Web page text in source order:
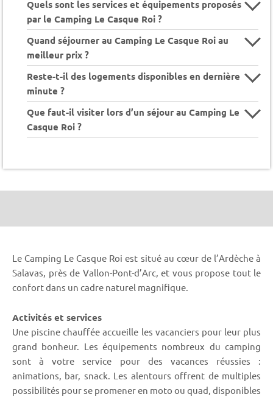
Quels sont les services et équipements proposés
par le Camping Le Casque Roi ?
Quand séjourner au Camping Le Casque Roi au
meilleur prix ?
Reste-t-il des logements disponibles en dernière
minute ?
Que faut-il visiter lors d’un séjour au Camping Le
Casque Roi ?
Le Camping Le Casque Roi est situé au cœur de l’Ardèche à
Salavas, près de Vallon-Pont-d’Arc, et vous propose tout le
confort dans un cadre naturel magnifique.
Activités et services
Une piscine chauffée accueille les vacanciers pour leur plus
grand bonheur. Les équipements nombreux du camping
sont à votre service pour des vacances réussies :
animations, bar, snack. Les alentours offrent de multiples
possibilités pour se promener en moto ou quad, disponibles